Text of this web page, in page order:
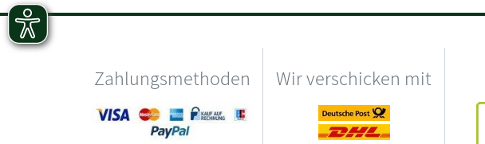
Zahlungsmethoden Wir verschicken mit